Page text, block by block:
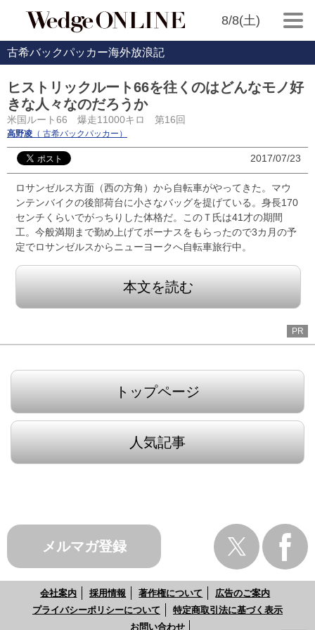
8/8(土)
古希バックパッカー海外放浪記
ヒストリックルート66を往くのはどんなモノ好
きな人々なのだろうか
米国ルート66 爆走11000キロ 第16回
高野凌 （ 古希バックパッカー）
2017/07/23
ロサンゼルス方面（西の方角）から自転車がやってきた。マウ
ンテンバイクの後部荷台に小さなバッグを提げている。身長170
センチくらいでがっちりした体格だ。このＴ氏は41才の期間
工。今般満期まで勤め上げてボーナスをもらったので3カ月の予
定でロサンゼルスからニューヨークへ自転車旅行中。
本文を読む
PR
トップページ
人気記事
メルマガ登録
会社案内 採用情報 著作権について
広告のご案内
プライバシーポリシーについて
特定商取引法に基づく表示
お問い合わせ